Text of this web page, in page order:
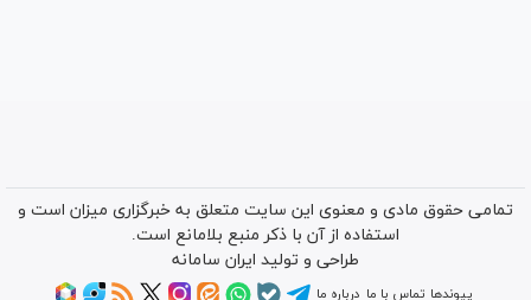
تمامی حقوق مادی و معنوی این سایت متعلق به خبرگزاری میزان است و
استفاده از آن با ذکر منبع بلامانع است.
طراحی و تولید ایران سامانه
پیوندها تماس با ما درباره ما